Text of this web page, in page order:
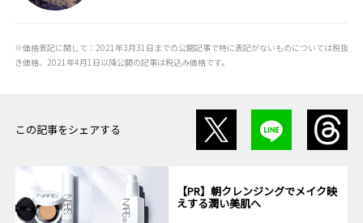
※価格表記に関して：2021年3月31日までの公開記事で特に表記がないものについては税抜
き価格、2021年4月1日以降公開の記事は税込み価格です。
この記事をシェアする
【PR】朝クレンジングでメイク映
えする潤い美肌へ